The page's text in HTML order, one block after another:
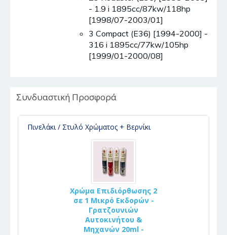
- 1.9 i 1895cc/87kw/118hp
[1998/07-2003/01]
3 Compact (E36) [1994-2000] -
316 i 1895cc/77kw/105hp
[1999/01-2000/08]
Συνδυαστική Προσφορά
Πινελάκι / Στυλό Χρώματος + Βερνίκι
Χρώμα Επιδιόρθωσης 2
σε 1 Μικρό Εκδορών -
Γρατζουνιών
Αυτοκινήτου &
Μηχανών 20ml -